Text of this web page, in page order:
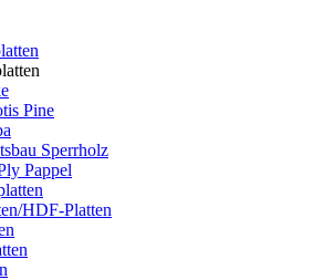
Pine
Sperrholz
Pappel
HDF-Platten